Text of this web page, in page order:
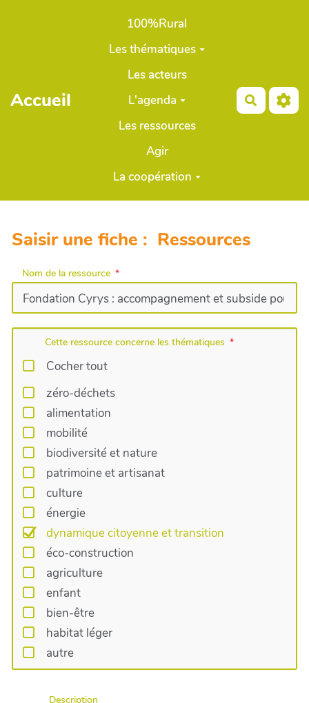
Aller au contenu principal
Accueil
100%Rural
Les thématiques
Les acteurs
L'agenda
Les ressources
Agir
La coopération
Saisir une fiche : Ressources
Nom de la ressource
Cette ressource concerne les thématiques
Cocher tout
zéro-déchets
alimentation
mobilité
biodiversité et nature
patrimoine et artisanat
culture
énergie
dynamique citoyenne et transition
éco-construction
agriculture
enfant
bien-être
habitat léger
autre
Description